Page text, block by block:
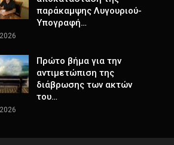
παράκαμψης Λυγουριού-
Υπογραφή…
Πρώτο βήμα για την
αντιμετώπιση της
διάβρωσης των ακτών
του…